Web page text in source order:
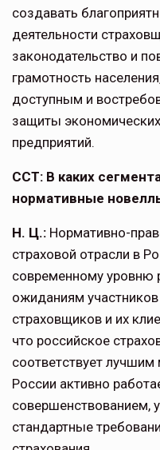
создавать
деятельности
законодательство и
грамотность
доступным и
защиты
предприятий.
ССТ: В каких
нормативные
Н. Ц.: Нормативно-
страховой отрасли в
современно­му уровню
ожиданиям
страховщиков и их
что российское
соответ­ствует
России активно
совершенствованием,
стандартные